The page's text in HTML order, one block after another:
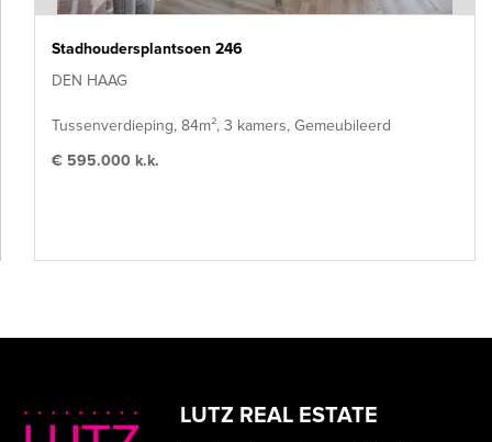
Stadhoudersplantsoen 246
DEN HAAG
Tussenverdieping, 84m², 3 kamers, Gemeubileerd
€ 595.000 k.k.
LUTZ REAL ESTATE